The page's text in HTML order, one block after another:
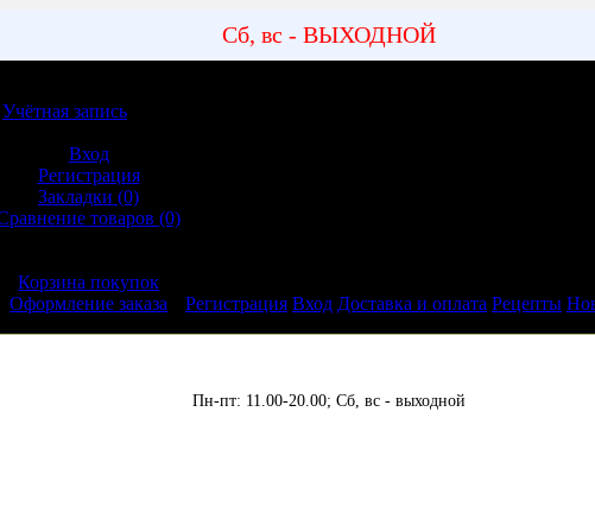
Сб, вс - ВЫХОДНОЙ
Учётная запись
Вход
Регистрация
Закладки (0)
товаров (0)
Корзина покупок
Оформление заказа
Регистрация Вход Доставка и оплата Рецепты
Пн-пт: 11.00-20.00; Сб, вс - выходной